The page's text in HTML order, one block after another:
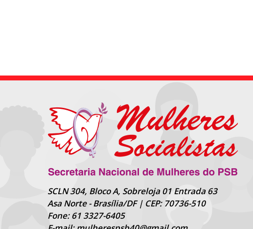
SCLN 304, Bloco A, Sobreloja 01 Entrada 63
Asa Norte - Brasília/DF | CEP: 70736-510
Fone: 61 3327-6405